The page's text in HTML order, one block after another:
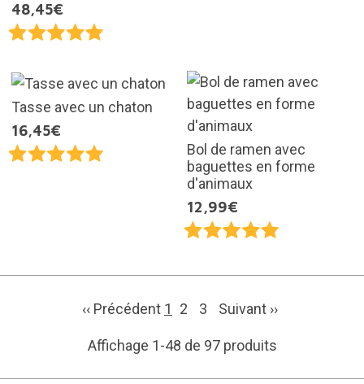
48,45€
Tasse avec un chaton
16,45€
Bol de ramen avec
baguettes en forme
d'animaux
12,99€
‹‹ Précédent 1 2 3 Suivant ››
Affichage 1-48 de 97 produits